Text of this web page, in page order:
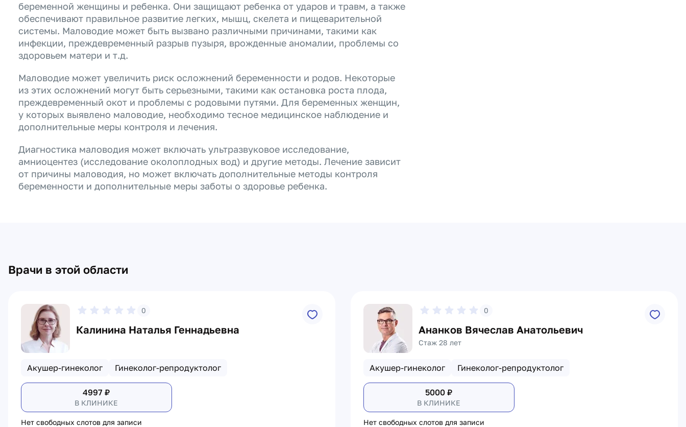
беременной женщины и ребенка. Они защищают ребенка от ударов и травм, а также
обеспечивают правильное развитие легких, мышц, скелета и пищеварительной
системы. Маловодие может быть вызвано различными причинами, такими как
инфекции, преждевременный разрыв пузыря, врожденные аномалии, проблемы со
здоровьем матери и т.д.
Маловодие может увеличить риск осложнений беременности и родов. Некоторые
из этих осложнений могут быть серьезными, такими как остановка роста плода,
преждевременный окот и проблемы с родовыми путями. Для беременных женщин,
у которых выявлено маловодие, необходимо тесное медицинское наблюдение и
дополнительные меры контроля и лечения.
Диагностика маловодия может включать ультразвуковое исследование,
амниоцентез (исследование околоплодных вод) и другие методы. Лечение зависит
от причины маловодия, но может включать дополнительные методы контроля
беременности и дополнительные меры заботы о здоровье ребенка.
Врачи в этой области
0
Калинина Наталья Геннадьевна
Акушер-гинеколог Гинеколог-репродуктолог
4997 ₽
В КЛИНИКЕ
Нет свободных слотов для записи
0
Ананков Вячеслав Анатольевич
Стаж 28 лет
Акушер-гинеколог Гинеколог-репродуктолог
5000 ₽
В КЛИНИКЕ
Нет свободных слотов для записи